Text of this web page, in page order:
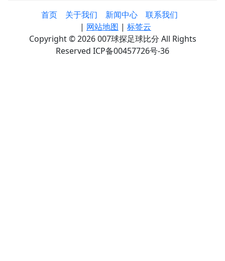
首页 关于我们 新闻中心
联系我们
| 网站地图 | 标签云
Copyright © 2026 007球探足球比分 All Rights
Reserved ICP备00457726号-36